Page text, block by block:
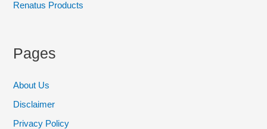
Renatus Products
Pages
About Us
Disclaimer
Privacy Policy